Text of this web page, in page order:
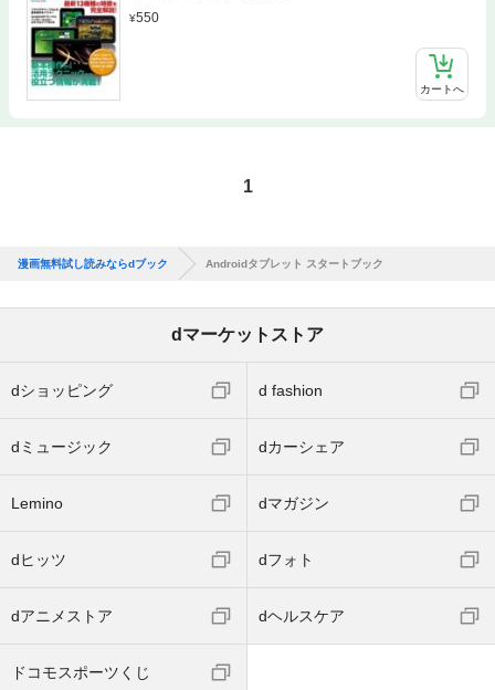
550
カートへ
1
漫画無料試し読みならdブック Androidタブレット スタートブック
dマーケットストア
dショッピング d fashion
dミュージック dカーシェア
Lemino dマガジン
dヒッツ dフォト
dアニメストア dヘルスケア
ドコモスポーツくじ